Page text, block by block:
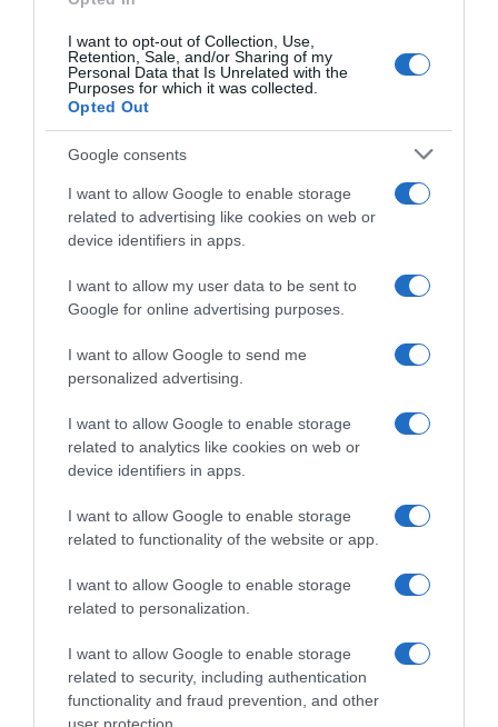
I want to opt-out of Collection, Use,
Retention, Sale, and/or Sharing of my
Personal Data that Is Unrelated with the
Purposes for which it was collected.
Opted Out
Google consents
I want to allow Google to enable storage
related to advertising like cookies on web or
device identifiers in apps.
I want to allow my user data to be sent to
Google for online advertising purposes.
I want to allow Google to send me
personalized advertising.
I want to allow Google to enable storage
related to analytics like cookies on web or
device identifiers in apps.
I want to allow Google to enable storage
related to functionality of the website or app.
I want to allow Google to enable storage
related to personalization.
I want to allow Google to enable storage
related to security, including authentication
functionality and fraud prevention, and other
στον τραγέλαφο Ερντογάν στα Κατεχόμενα
Ξεκάθαρο το μήνυμα του 'Έλληνα πρωθυπουργού
ΠΟΛΙΤΙΚΗ
Δένδιας από Κύπρο – “Καταδικάζουμε
απόλυτα τις παράνομες τουρκικές
ενέργειες”
Ξεκάθαρο μήνυμα του υπουργού Εξωτερικών
21.07.2021 - 17:23